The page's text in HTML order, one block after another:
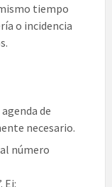
tiempo
o incidencia
de
necesario.
número
Ej: